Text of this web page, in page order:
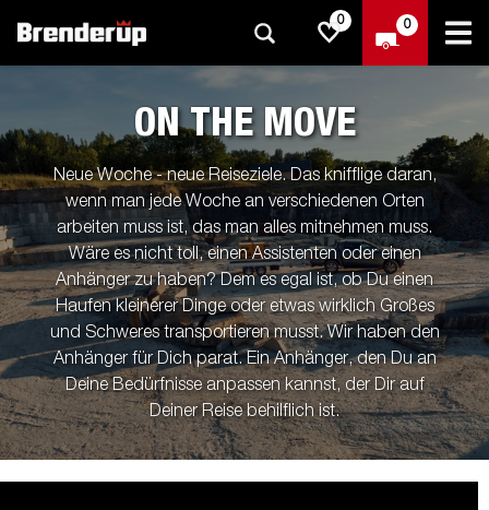
0 0
ON THE MOVE
Neue Woche - neue Reiseziele. Das knifflige daran,
wenn man jede Woche an verschiedenen Orten
arbeiten muss ist, das man alles mitnehmen muss.
Wäre es nicht toll, einen Assistenten oder einen
Anhänger zu haben? Dem es egal ist, ob Du einen
Haufen kleinerer Dinge oder etwas wirklich Großes
und Schweres transportieren musst. Wir haben den
Anhänger für Dich parat. Ein Anhänger, den Du an
Deine Bedürfnisse anpassen kannst, der Dir auf
Deiner Reise behilflich ist.